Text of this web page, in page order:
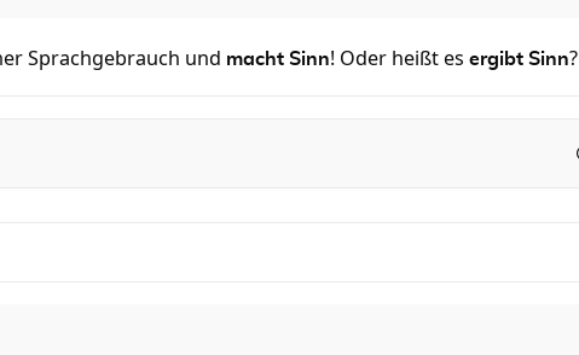
Sprachgebrauch und macht Sinn! Oder heißt es ergibt Sinn?